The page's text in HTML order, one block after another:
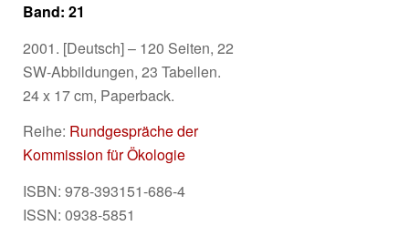
Band: 21
2001. [Deutsch] – 120 Seiten, 22
SW-Abbildungen, 23 Tabellen.
24 x 17 cm, Paperback.
Reihe: Rundgespräche der
Kommission für Ökologie
ISBN: 978-393151-686-4
ISSN: 0938-5851